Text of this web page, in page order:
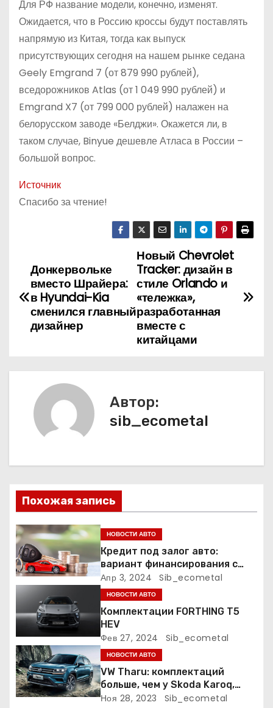
Для РФ название модели, конечно, изменят.
Ожидается, что в Россию кроссы будут поставлять
напрямую из Китая, тогда как выпуск
присутствующих сегодня на нашем рынке седана
Geely Emgrand 7 (от 879 990 рублей),
вседорожников Atlas (от 1 049 990 рублей) и
Emgrand X7 (от 799 000 рублей) налажен на
белорусском заводе «Белджи». Окажется ли, в
таком случае, Binyue дешевле Атласа в России –
большой вопрос.
Источник
Спасибо за чтение!
а
я
п
о
з
а
п
и
с
я
м
Новый Chevrolet
Tracker: дизайн в
стиле Orlando и
«тележка»,
разработанная
вместе с
китайцами
Донкервольке
вместо Шрайера:
в Hyundai-Kia
сменился главный
дизайнер
Автор:
sib_ecometal
Похожая запись
НОВОСТИ АВТО
Кредит под залог авто:
вариант финансирования с
меньшими рисками
Апр 3, 2024 Sib_ecometal
НОВОСТИ АВТО
Комплектации FORTHING T5
HEV
Фев 27, 2024 Sib_ecometal
НОВОСТИ АВТО
VW Tharu: комплектаций
больше, чем у Skoda Karoq,
цены – выше. Оба кросса
Ноя 28, 2023 Sib_ecometal